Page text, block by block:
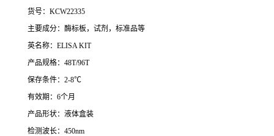
货号：KCW22335
主要成分：酶标板，试剂，标准品等
英名称：ELISA KIT
产品规格：48T/96T
保存条件：2-8℃
有效期：6个月
产品形状：液体盒装
检测波长：450nm